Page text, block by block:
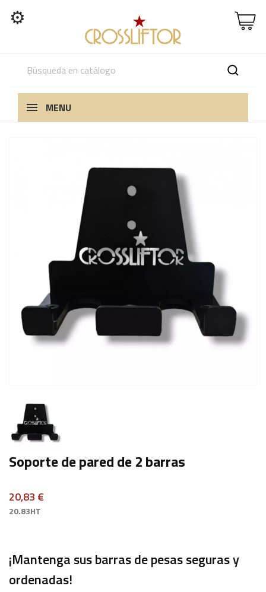
⚙
MENU
Soporte de pared de 2 barras
20,83 €
20.83HT
¡Mantenga sus barras de pesas seguras y
ordenadas!